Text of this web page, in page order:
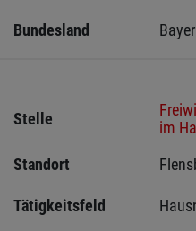
Bundesland
Stelle
im
Standort
Tätigkeitsfeld